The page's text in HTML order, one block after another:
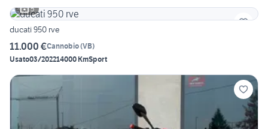
5
ducati 950 rve
11.000 €Cannobio(VB)
Usato03/202214000 KmSport